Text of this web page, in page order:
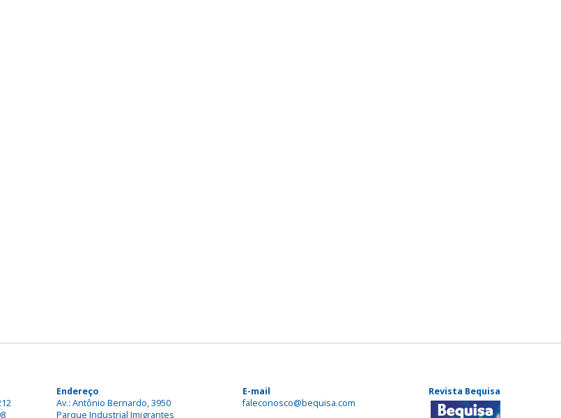
Endereço
Av.: Antônio Bernardo, 3950
Parque Industrial Imigrantes
E-mail
faleconosco@bequisa.com
Revista Bequisa